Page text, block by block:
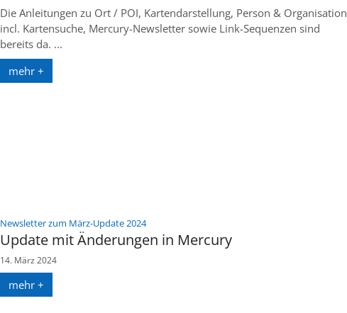
Die Anleitungen zu Ort / POI, Kartendarstellung, Person & Organisation
incl. Kartensuche, Mercury-Newsletter sowie Link-Sequenzen sind
bereits da. ...
mehr +
Newsletter zum März-Update 2024:
Update mit Änderungen in Mercury
14. März 2024
mehr +